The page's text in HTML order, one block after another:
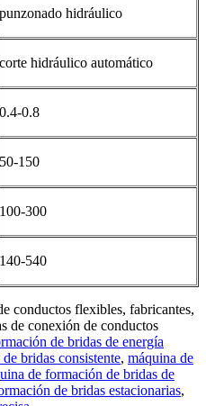
punzonado hidráulico
corte hidráulico automático
0.4-0.8
50-150
100-300
140-540
conductos flexibles, fabricantes,
de conexión de conductos
de bridas de energía
bridas consistente, máquina de
de formación de bridas de
de bridas estacionarias,